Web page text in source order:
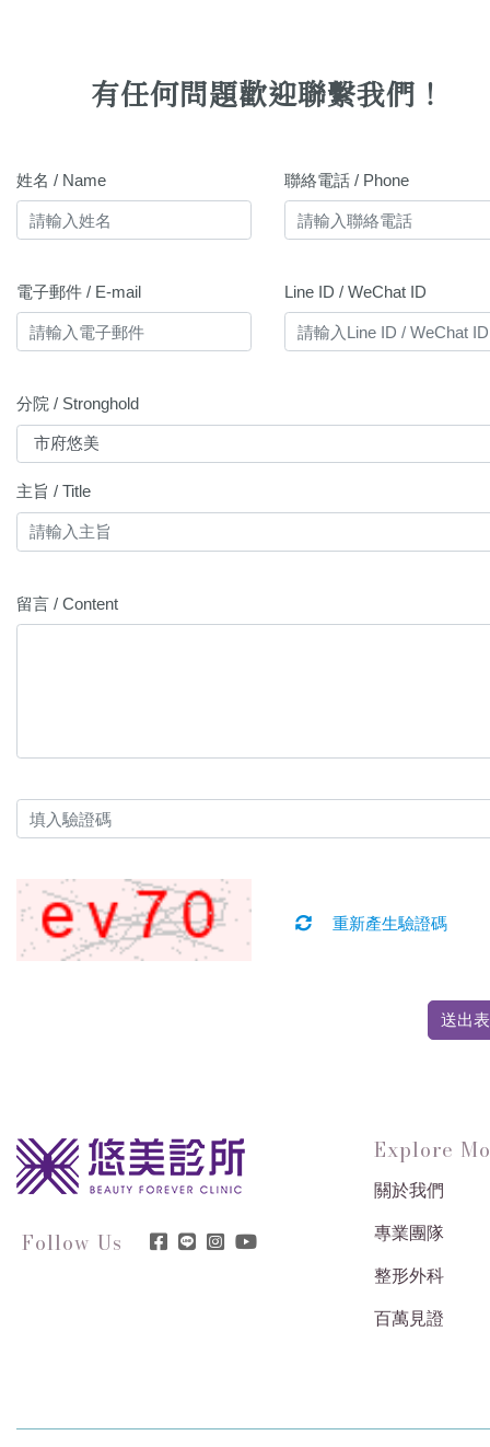
有任何問題歡迎聯繫我們！
姓名 / Name 聯絡電話 / Phone
電子郵件 / E-mail Line ID / WeChat ID
分院 / Stronghold
主旨 / Title
留言 / Content
重新產生驗證碼
送出
Follow Us
Explore
關於我們
專業團隊
整形外科
百萬見證